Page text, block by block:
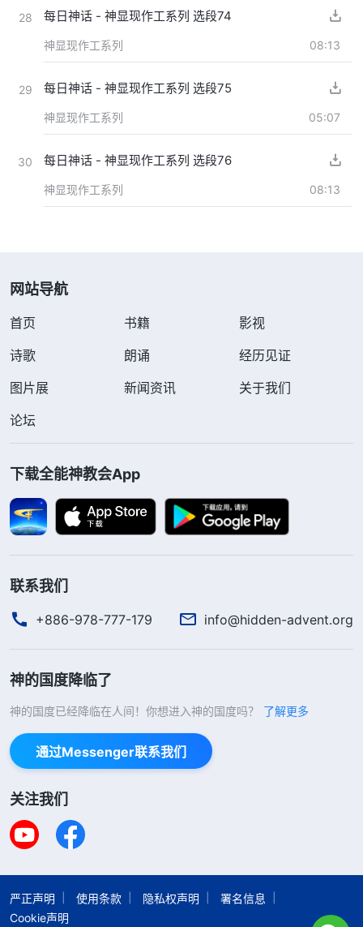
28 每日神话 - 神显现作工系列 选段74
神显现作工系列 08:13
29 每日神话 - 神显现作工系列 选段75
神显现作工系列 05:07
30 每日神话 - 神显现作工系列 选段76
神显现作工系列 08:13
网站导航
首页 书籍
影视
诗歌
朗诵
经历见证
图片展
新闻资讯
关于我们
论坛
下载全能神教会App
联系我们
+886-978-777-179 info@hidden-advent.org
神的国度降临了
神的国度已经降临在人间！你想进入神的国度吗？ 了解更多
通过Messenger联系我们
关注我们
严正声明 使用条款 隐私权声明
署名信息
Cookie声明